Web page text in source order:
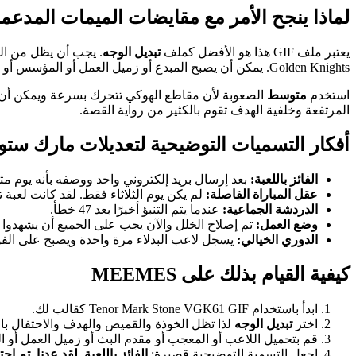
لماذا ينجح الأمر مع مقايضات الميمات
يعتبر ملف GIF هذا هو الأفضل كملف تبديل الوجه. يجب أن يظل من
Golden Knights. يمكن أن يصبح المبدع أو زميل العمل أو المؤسس أو الصديق أو المعجب المنافس أو الشخصية الخيالية هو الشخص الذي يحتفل أمام الشبكة.
استخدم متوسط الصعوبة لأن مقاطع الهوكي تتحرك بسرعة ويمكن أن
المرتفعة وخلفية الهدف تقوم بالكثير من رواية القصة.
أفكار التسميات التوضيحية لتعديلات مارك
الفائز باللعبة: بعد إرسال بريد إلكتروني واحد ووصفه بأنه يوم
عقل المباراة الفاصلة: لم يكن يوم الثلاثاء فقط. لقد كانت لعبة
الدردشة الجماعية: عندما يتم التنبؤ أخيرًا بعد 47 خطأ.
وضع العمل: تم إصلاح الخلل والآن يجب على الجميع أن
الدوري الخيالي: يسجل لاعب البدلاء مرة واحدة ويصبح على
كيفية القيام بذلك على MEEMES
ابدأ باستخدام Tenor Mark Stone VGK61 GIF كقالب لك.
اخترتبديل الوجه لذا تظل الخوذة والقميص والهدف والاحتفال
قم بتحميل اللاعب أو المعجب أو مقدم البث أو زميل العمل